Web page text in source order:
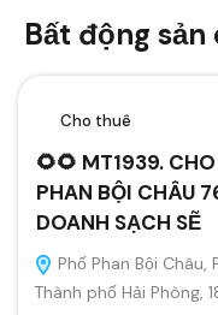
Bất động
Cho thuê
🌻🌻 MT1939.
PHAN BỘI CHÂU
DOANH SẠCH SẼ
Phố Phan Bội Châu,
Thành phố Hải Phòng,